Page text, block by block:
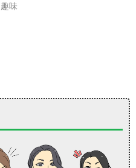
趣味